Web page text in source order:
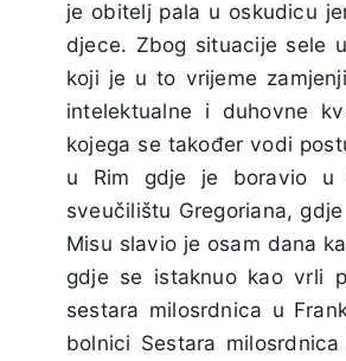
je obitelj pala u oskudicu
djece. Zbog situacije sele
koji je u to vrijeme
intelektualne i duhovne
kojega se također vodi
u Rim gdje je boravio u
sveučilištu Gregoriana,
Misu slavio je osam dana
gdje se istaknuo kao vrli
sestara milosrdnica u
bolnici Sestara